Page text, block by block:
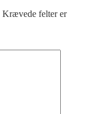
Krævede felter er